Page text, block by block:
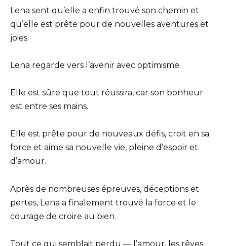
Lena sent qu’elle a enfin trouvé son chemin et
qu’elle est prête pour de nouvelles aventures et
joies.
Lena regarde vers l’avenir avec optimisme.
Elle est sûre que tout réussira, car son bonheur
est entre ses mains.
Elle est prête pour de nouveaux défis, croit en sa
force et aime sa nouvelle vie, pleine d’espoir et
d’amour.
Après de nombreuses épreuves, déceptions et
pertes, Lena a finalement trouvé la force et le
courage de croire au bien.
Tout ce qui semblait perdu — l’amour, les rêves